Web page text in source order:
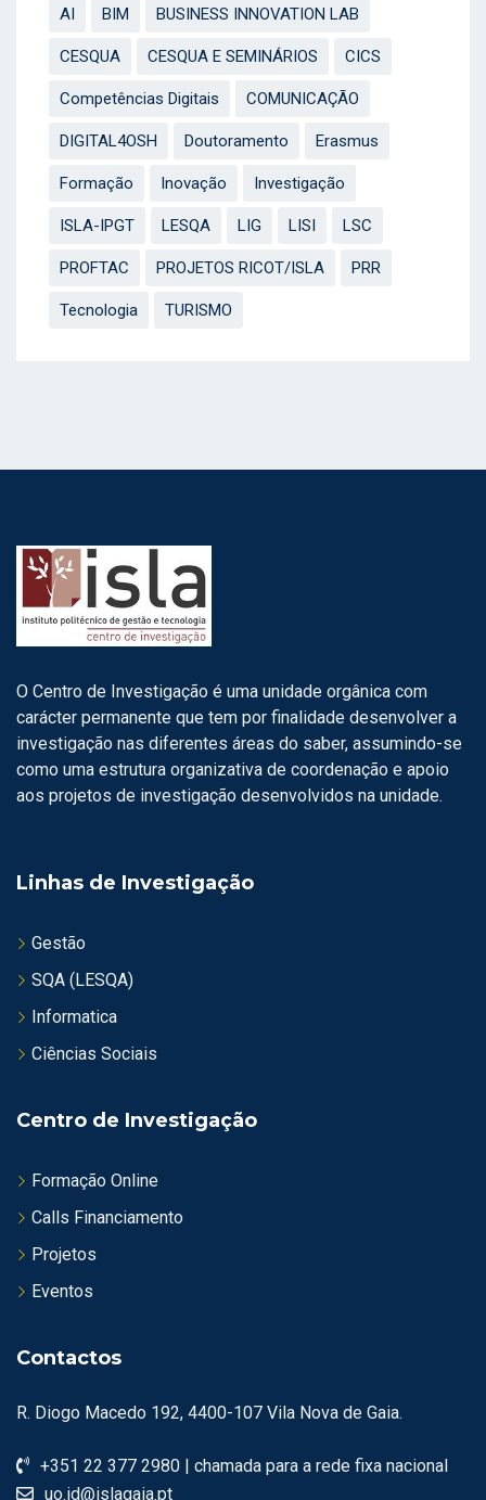
AI BIM BUSINESS INNOVATION LAB
CESQUA CESQUA E SEMINÁRIOS CICS
Competências Digitais COMUNICAÇÃO
DIGITAL4OSH Doutoramento Erasmus
Formação Inovação Investigação
ISLA-IPGT LESQA LIG LISI LSC
PROFTAC PROJETOS RICOT/ISLA PRR
Tecnologia TURISMO
O Centro de Investigação é uma unidade orgânica com
carácter permanente que tem por finalidade desenvolver a
investigação nas diferentes áreas do saber, assumindo-se
como uma estrutura organizativa de coordenação e apoio
aos projetos de investigação desenvolvidos na unidade.
Linhas de Investigação
Gestão
SQA (LESQA)
Informatica
Ciências Sociais
Centro de Investigação
Formação Online
Calls Financiamento
Projetos
Eventos
Contactos
R. Diogo Macedo 192, 4400-107 Vila Nova de Gaia.
+351 22 377 2980 | chamada para a rede fixa nacional
uo.id@islagaia.pt